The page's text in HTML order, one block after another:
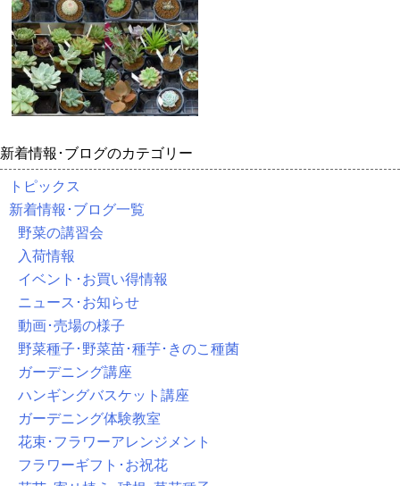
新着情報･ブログのカテゴリー
トピックス
新着情報･ブログ一覧
野菜の講習会
入荷情報
イベント･お買い得情報
ニュース･お知らせ
動画･売場の様子
野菜種子･野菜苗･種芋･きのこ種菌
ガーデニング講座
ハンギングバスケット講座
ガーデニング体験教室
花束･フラワーアレンジメント
フラワーギフト･お祝花